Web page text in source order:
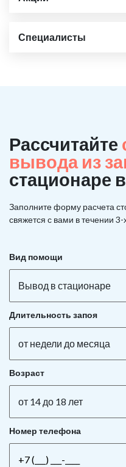
Специалисты
Рассчитайте
вывода из
стационаре
Заполните форму расчета
свяжется с вами в течении 3-
Вид помощи
Вывод в стационаре
Длительность запоя
от недели до месяца
Возраст
от 14 до 18 лет
Номер телефона